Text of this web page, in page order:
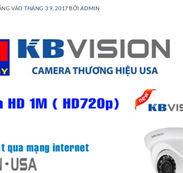
VÀOTHÁNG 3 9, 2017 BỞI ADMIN